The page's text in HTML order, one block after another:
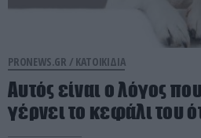
PRONEWS.GR / ΚΑΤΟΙΚΙΔΙΑ
Αυτός είναι ο λόγος
γέρνει το κεφάλι του